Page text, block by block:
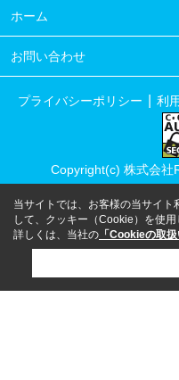
ホーム
お問い合わせ
プライバシーポリシー 利
Copyright(c) 株式会社
当サイトでは、お客様の当サイト
して、クッキー（Cookie）を使用
詳しくは、当社の 「Cookieの取